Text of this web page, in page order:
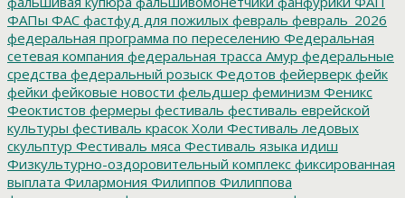
ФАПы ФАС фастфуд для пожилых февраль февраль_2026
федеральная программа по переселению Федеральная
сетевая компания федеральная трасса Амур федеральные
средства федеральный розыск Федотов фейерверк фейк
фейки фейковые новости фельдшер феминизм Феникс
Феоктистов фермеры фестиваль фестиваль еврейской
культуры фестиваль красок Холи Фестиваль ледовых
скульптур Фестиваль мяса Фестиваль языка идиш
Физкультурно-оздоровительный комплекс фиксированная
выплата Филармония Филиппов Филиппова